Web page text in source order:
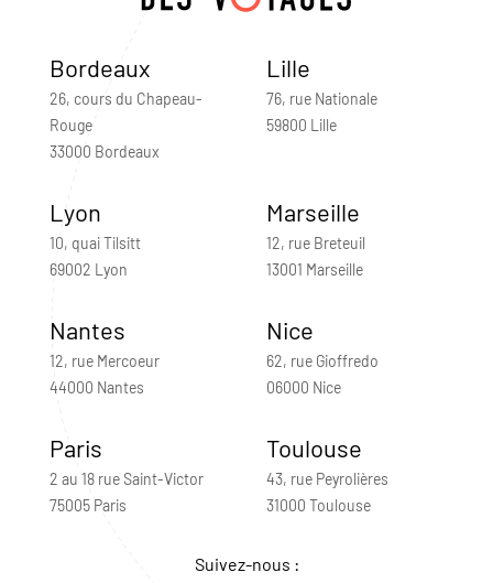
Bordeaux
26, cours du Chapeau-
Rouge
33000 Bordeaux
Lille
76, rue Nationale
59800 Lille
Lyon
10, quai Tilsitt
69002 Lyon
Marseille
12, rue Breteuil
13001 Marseille
Nantes
12, rue Mercoeur
44000 Nantes
Nice
62, rue Gioffredo
06000 Nice
Paris
2 au 18 rue Saint-Victor
75005 Paris
Toulouse
43, rue Peyrolières
31000 Toulouse
Suivez-nous :